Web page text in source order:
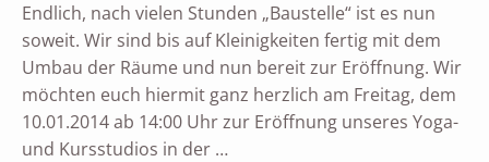
Endlich, nach vielen Stunden „Baustelle“ ist es nun
soweit. Wir sind bis auf Kleinigkeiten fertig mit dem
Umbau der Räume und nun bereit zur Eröffnung. Wir
möchten euch hiermit ganz herzlich am Freitag, dem
10.01.2014 ab 14:00 Uhr zur Eröffnung unseres Yoga-
und Kursstudios in der …